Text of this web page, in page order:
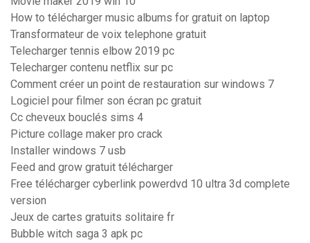
How to télécharger music albums for gratuit on laptop
Transformateur de voix telephone gratuit
Telecharger tennis elbow 2019 pc
Telecharger contenu netflix sur pc
Comment créer un point de restauration sur windows 7
Logiciel pour filmer son écran pc gratuit
Cc cheveux bouclés sims 4
Picture collage maker pro crack
Installer windows 7 usb
Feed and grow gratuit télécharger
Free télécharger cyberlink powerdvd 10 ultra 3d complete
version
Jeux de cartes gratuits solitaire fr
Bubble witch saga 3 apk pc